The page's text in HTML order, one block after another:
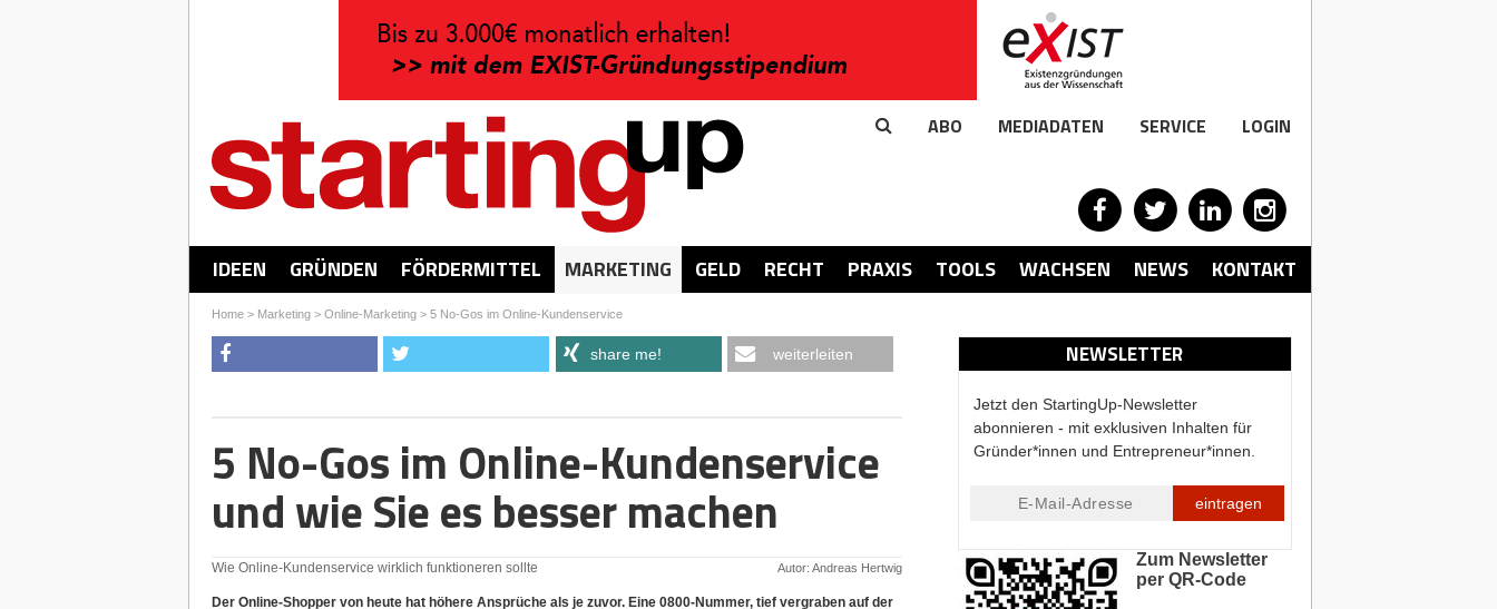
ABO MEDIADATEN SERVICE LOGIN
IDEEN GRÜNDEN FÖRDERMITTEL MARKETING GELD RECHT PRAXIS TOOLS WACHSEN NEWS KONTAKT
Home> Marketing> Online-Marketing> 5 No-Gos im Online-Kundenservice
NEWSLETTER
Jetzt den StartingUp-Newsletter
abonnieren - mit exklusiven Inhalten für
Gründer*innen und Entrepreneur*innen.
eintragen
Zum Newsletter
per QR-Code
share me! weiterleiten
5 No-Gos im Online-Kundenservice
und wie Sie es besser machen
Wie Online-Kundenservice wirklich funktioneren sollte Autor: Andreas Hertwig
Der Online-Shopper von heute hat höhere Ansprüche als je zuvor. Eine 0800-Nummer, tief vergraben auf der